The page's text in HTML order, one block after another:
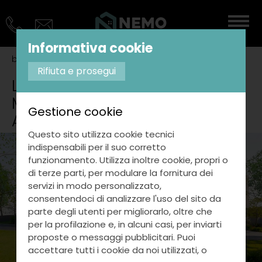
blog le zone più esclusive di san marino dove
Le Zone Più Esclusive di San
Marino Dove Acquistare Ville e
Attici di Lusso
Informativa cookie
Rifiuta e prosegui
Gestione cookie
Questo sito utilizza cookie tecnici
indispensabili per il suo corretto
funzionamento. Utilizza inoltre cookie, propri o
di terze parti, per modulare la fornitura dei
servizi in modo personalizzato,
consentendoci di analizzare l'uso del sito da
parte degli utenti per migliorarlo, oltre che
per la profilazione e, in alcuni casi, per inviarti
proposte o messaggi pubblicitari. Puoi
accettare tutti i cookie da noi utilizzati, o